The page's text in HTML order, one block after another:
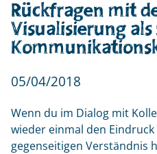
Rückfragen mit
Visualisierung
05/04/2018
Wenn du im Dialog mit
wieder einmal den Eindruck
gegenseitigen Verständnis